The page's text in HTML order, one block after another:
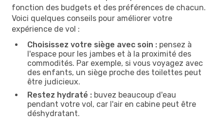
fonction des budgets et des préférences de chacun.
Voici quelques conseils pour améliorer votre
expérience de vol :
Choisissez votre siège avec soin : pensez à
l'espace pour les jambes et à la proximité des
commodités. Par exemple, si vous voyagez avec
des enfants, un siège proche des toilettes peut
être judicieux.
Restez hydraté : buvez beaucoup d'eau
pendant votre vol, car l'air en cabine peut être
déshydratant.